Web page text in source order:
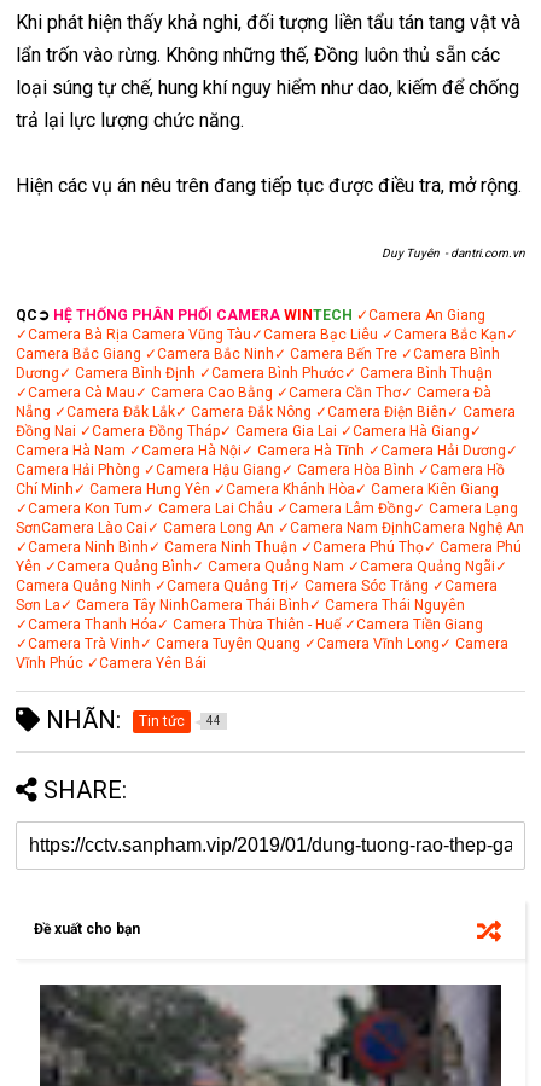
Khi phát hiện thấy khả nghi, đối tượng liền tẩu tán tang vật và
lẩn trốn vào rừng. Không những thế, Đồng luôn thủ sẵn các
loại súng tự chế, hung khí nguy hiểm như dao, kiếm để chống
trả lại lực lượng chức năng.
Hiện các vụ án nêu trên đang tiếp tục được điều tra, mở rộng.
Duy Tuyên - dantri.com.vn
QC➲ HỆ THỐNG PHÂN PHỐI CAMERA WINTECH ✓Camera An Giang
✓Camera Bà Rịa Camera Vũng Tàu ✓Camera Bạc Liêu ✓Camera Bắc Kạn ✓
Camera Bắc Giang ✓Camera Bắc Ninh ✓ Camera Bến Tre ✓Camera Bình
Dương ✓ Camera Bình Định ✓Camera Bình Phước✓ Camera Bình Thuận
✓Camera Cà Mau ✓ Camera Cao Bằng ✓Camera Cần Thơ✓ Camera Đà
Nẵng ✓Camera Đắk Lắk✓ Camera Đắk Nông ✓Camera Điện Biên ✓ Camera
Đồng Nai ✓Camera Đồng Tháp✓ Camera Gia Lai ✓Camera Hà Giang ✓
Camera Hà Nam ✓Camera Hà Nội ✓ Camera Hà Tĩnh ✓Camera Hải Dương ✓
Camera Hải Phòng ✓Camera Hậu Giang ✓ Camera Hòa Bình ✓Camera Hồ
Chí Minh ✓ Camera Hưng Yên ✓Camera Khánh Hòa ✓ Camera Kiên Giang
✓Camera Kon Tum ✓ Camera Lai Châu ✓Camera Lâm Đồng ✓ Camera Lạng
SơnCamera Lào Cai ✓ Camera Long An ✓Camera Nam ĐịnhCamera Nghệ An
✓Camera Ninh Bình ✓ Camera Ninh Thuận ✓Camera Phú Thọ✓ Camera Phú
Yên ✓Camera Quảng Bình ✓ Camera Quảng Nam ✓Camera Quảng Ngãi ✓
Camera Quảng Ninh ✓Camera Quảng Trị ✓ Camera Sóc Trăng ✓Camera
Sơn La ✓ Camera Tây NinhCamera Thái Bình ✓ Camera Thái Nguyên
✓Camera Thanh Hóa ✓ Camera Thừa Thiên - Huế ✓Camera Tiền Giang
✓Camera Trà Vinh ✓ Camera Tuyên Quang ✓Camera Vĩnh Long ✓ Camera
Vĩnh Phúc ✓Camera Yên Bái
NHÃN: Tin tức 44
SHARE:
Đề xuất cho bạn